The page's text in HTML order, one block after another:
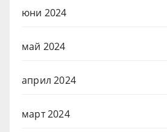
юни 2024
май 2024
април 2024
март 2024